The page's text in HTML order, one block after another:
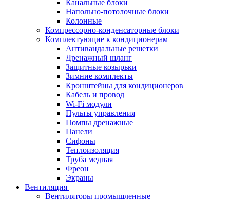
Канальные блоки
Напольно-потолочные блоки
Колонные
Компрессорно-конденсаторные блоки
Комплектующие к кондиционерам
Антивандальные решетки
Дренажный шланг
Защитные козырьки
Зимние комплекты
Кронштейны для кондиционеров
Кабель и провод
Wi-Fi модули
Пульты управления
Помпы дренажные
Панели
Сифоны
Теплоизоляция
Труба медная
Фреон
Экраны
Вентиляция
Вентиляторы промышленные